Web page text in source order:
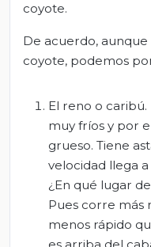
coyote.
De acuerdo, aunque
coyote, podemos
El reno o caribú.
muy fríos y por
grueso. Tiene
velocidad llega
¿En qué lugar
Pues corre más
menos rápido